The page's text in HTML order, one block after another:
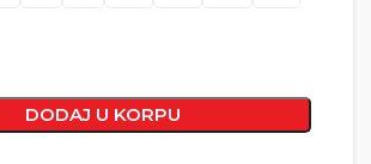
DODAJ U KORPU